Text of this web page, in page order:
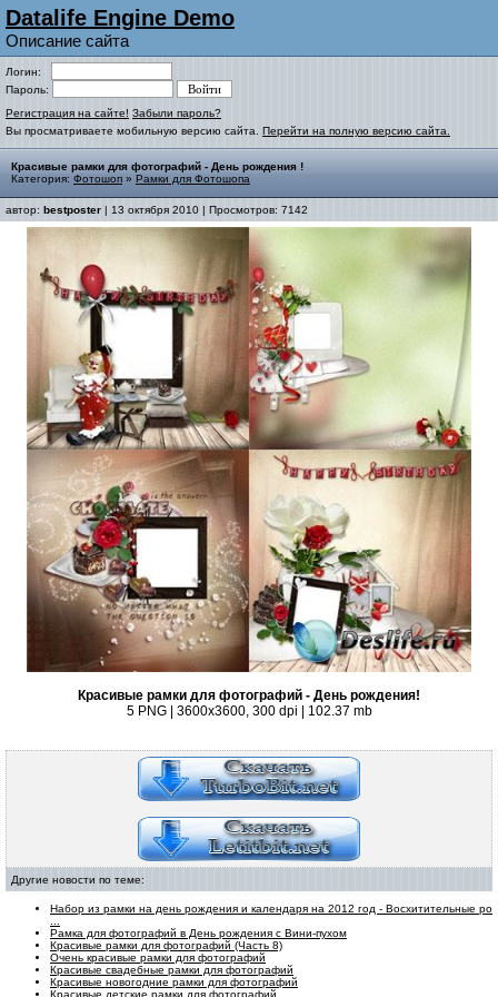
Datalife Engine Demo
Описание сайта
Логин:
Пароль:
Регистрация на сайте! Забыли пароль?
Вы просматриваете мобильную версию сайта. Перейти на полную версию сайта.
Красивые рамки для фотографий - День рождения !
Категория: Фотошоп » Рамки для Фотошопа
автор: bestposter | 13 октября 2010 | Просмотров: 7142
Красивые рамки для фотографий - День рождения!
5 PNG | 3600x3600, 300 dpi | 102.37 mb
Другие новости по теме:
Набор из рамки на день рождения и календаря на 2012 год - Восхитительные ро
Рамка для фотографий в День рождения с Вини-пухом
Красивые рамки для фотографий (Часть 8)
Очень красивые рамки для фотографий
Красивые свадебные рамки для фотографий
Красивые новогодние рамки для фотографий
Красивые детские рамки для фотографий